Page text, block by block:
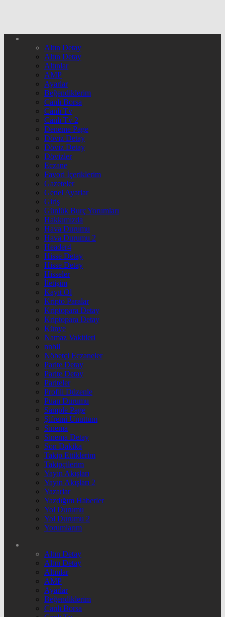
Altın Detay
Altın Detay
Altınlar
AMP
Ayarlar
Beğendiklerim
Canlı Borsa
Canlı Tv
Canlı Tv 2
Deneme Page
Döviz Detay
Döviz Detay
Dövizler
Eczane
Favori İçeriklerim
Gazeteler
Genel Ayarlar
Giriş
Günlük Burç Yorumları
Hakkımızda
Hava Durumu
Hava Durumu 2
Header4
Hisse Detay
Hisse Detay
Hisseler
İletişim
Kayıt Ol
Kripto Paralar
Kriptopara Detay
Kriptopara Detay
Künye
Namaz Vakitleri
nnbil
Nöbetçi Eczaneler
Parite Detay
Parite Detay
Pariteler
Profili Düzenle
Puan Durumu
Sample Page
Şifremi Unuttum
Sinema
Sinema Detay
Son Dakika
Takip Ettiklerim
Takipçilerim
Yayın Akışları
Yayın Akışları 2
Yazarlar
Yazdığım Haberler
Yol Durumu
Yol Durumu 2
Yorumlarım
Altın Detay
Altın Detay
Altınlar
AMP
Ayarlar
Beğendiklerim
Canlı Borsa